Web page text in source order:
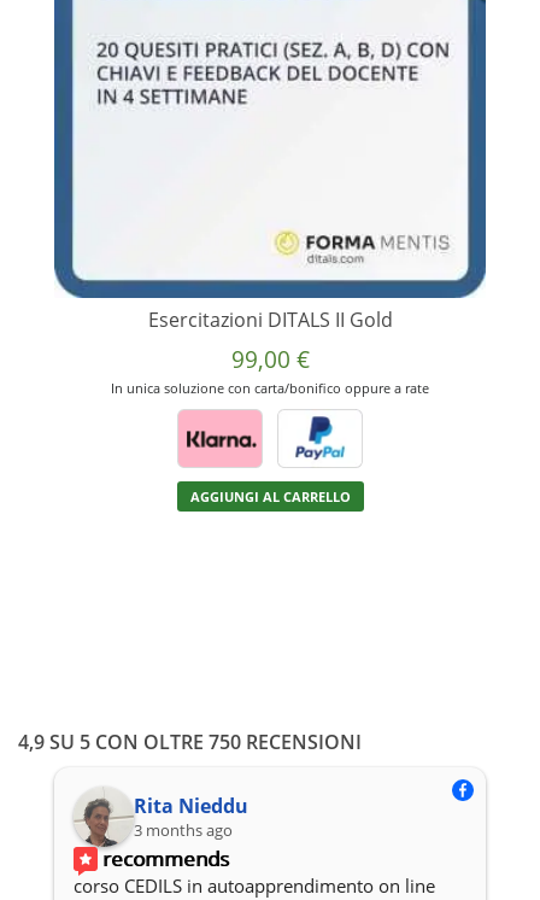
scelte
nella
pagina
Esercitazioni DITALS II Gold
99,00 €
In unica soluzione con carta/bonifico oppure a rate
AGGIUNGI AL CARRELLO
4,9 SU 5 CON OLTRE 750 RECENSIONI
Rita Nieddu
3 months ago
recommends
corso CEDILS in autoapprendimento on line